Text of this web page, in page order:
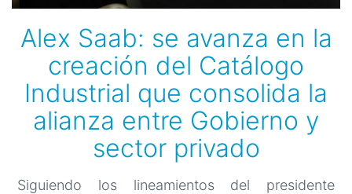
Alex Saab: se avanza en la
creación del Catálogo
Industrial que consolida la
alianza entre Gobierno y
sector privado
Siguiendo los lineamientos del presidente